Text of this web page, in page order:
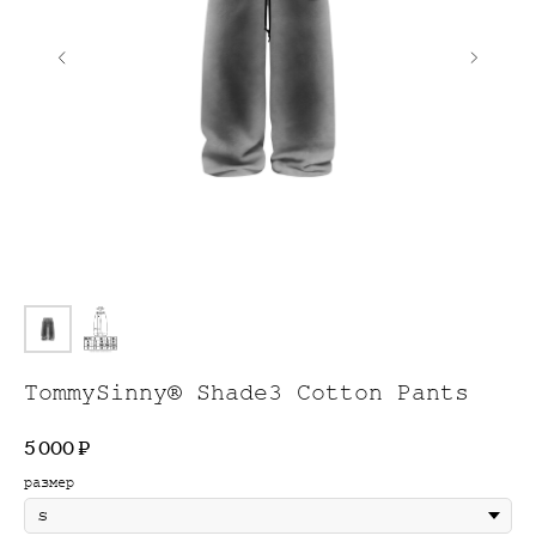
TommySinny® Shade3 Cotton Pants
5 000₽
размер